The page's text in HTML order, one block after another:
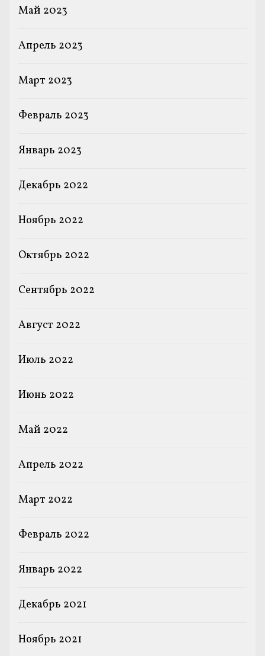
Май 2023
Апрель 2023
Март 2023
Февраль 2023
Январь 2023
Декабрь 2022
Ноябрь 2022
Октябрь 2022
Сентябрь 2022
Август 2022
Июль 2022
Июнь 2022
Май 2022
Апрель 2022
Март 2022
Февраль 2022
Январь 2022
Декабрь 2021
Ноябрь 2021